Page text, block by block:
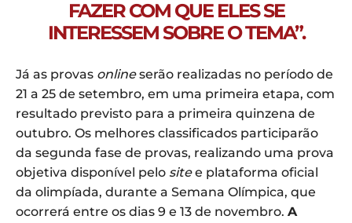
FAZER COM QUE ELES SE
INTERESSEM SOBRE O TEMA”.
Já as provas onlineserão realizadas no período de
21 a 25 de setembro, em uma primeira etapa, com
resultado previsto para a primeira quinzena de
outubro. Os melhores classificados participarão
da segunda fase de provas, realizando uma prova
objetiva disponível pelo sitee plataforma oficial
da olimpíada, durante a Semana Olímpica, que
ocorrerá entre os dias 9 e 13 de novembro. A